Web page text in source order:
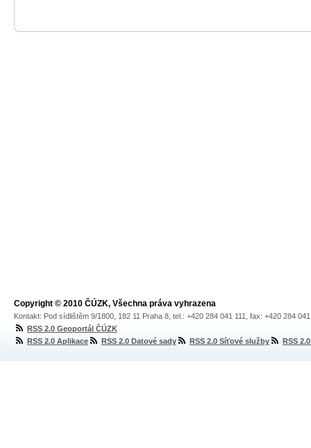
Copyright © 2010 ČÚZK, Všechna práva vyhrazena
Kontakt: Pod sídlištěm 9/1800, 182 11 Praha 8, tel.: +420 284 041 111, fax: +420 284
RSS 2.0 Geoportál ČÚZK
RSS 2.0 Aplikace
RSS 2.0 Datové sady RSS 2.0 Síťové služby RSS